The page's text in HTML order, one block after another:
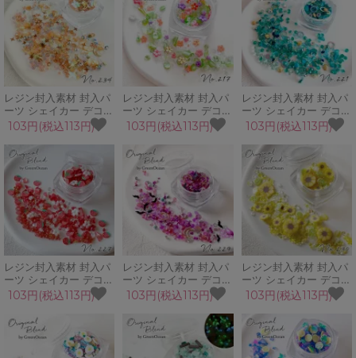
レジン封入素材 封入パ
ーツ シェイカー デコパ
ーツ 夏の宵 月 蝶々
GreenOceanオリジナ
ルブレンド♪
103円(税込113円)
レジン封入素材 封入パ
ーツ シェイカー デコパ
ーツ アネモネ 花 春 自
然 フラワー カラフル
GreenOceanオリジナ
ルブレンド♪
103円(税込113円)
レジン封入素材 封入パ
ーツ シェイカー デコパ
ーツ ネプチューンブル
ー 夏 海 マリン シェル
ビジュー GreenOcean
オリジナルブレンド♪
103円(税込113円)
レジン封入素材 封入パ
ーツ シェイカー デコパ
ーツ メイクミーハッピ
ー ブリオン ストロベリ
ー 苺 いちご 赤
GreenOceanオリジナ
ルブレンド♪
103円(税込113円)
レジン封入素材 封入パ
ーツ シェイカー デコパ
ーツ ストロベリームー
ン 月 夜 コウモリ ハロ
ウィン GreenOceanオ
リジナルブレンド♪
103円(税込113円)
レジン封入素材 封入パ
ーツ シェイカー デコパ
ーツ なついろ ひまわり
夏 黄色 花 ガラスブリ
オン GreenOceanオリ
ジナルブレンド♪
103円(税込113円)